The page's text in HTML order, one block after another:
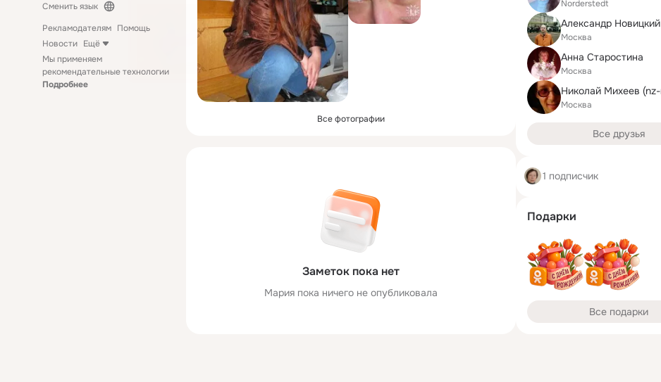
Сменить язык
Рекламодателям Помощь
Новости Ещё
Мы применяем
рекомендательные технологии
Подробнее
Все фотографии
Заметок пока нет
Мария пока ничего не опубликовала
Norderstedt
Александр Новицкий
Москва
Анна Старостина
Москва
Москва
Все друзья
1 подписчик
Подарки
Все подарки